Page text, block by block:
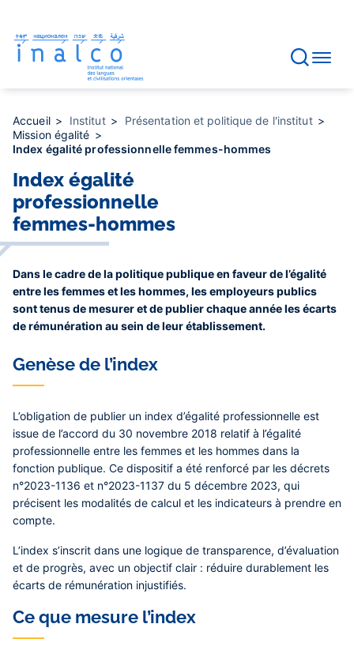
contenu
principal
Accueil Institut
Présentation et politique de l'institut
Mission égalité
Index égalité professionnelle femmes-hommes
Index égalité
professionnelle
femmes-hommes
Dans le cadre de la politique publique en faveur de l’égalité
entre les femmes et les hommes, les employeurs publics
sont tenus de mesurer et de publier chaque année les écarts
de rémunération au sein de leur établissement.
Genèse de l’index
L’obligation de publier un index d’égalité professionnelle est
issue de l’accord du 30 novembre 2018 relatif à l’égalité
professionnelle entre les femmes et les hommes dans la
fonction publique. Ce dispositif a été renforcé par les décrets
n°2023-1136 et n°2023-1137 du 5 décembre 2023, qui
précisent les modalités de calcul et les indicateurs à prendre en
compte.
L’index s’inscrit dans une logique de transparence, d’évaluation
et de progrès, avec un objectif clair : réduire durablement les
écarts de rémunération injustifiés.
Ce que mesure l’index